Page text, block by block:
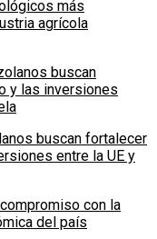
más
agrícola
buscan fortalecer
entre la UE y